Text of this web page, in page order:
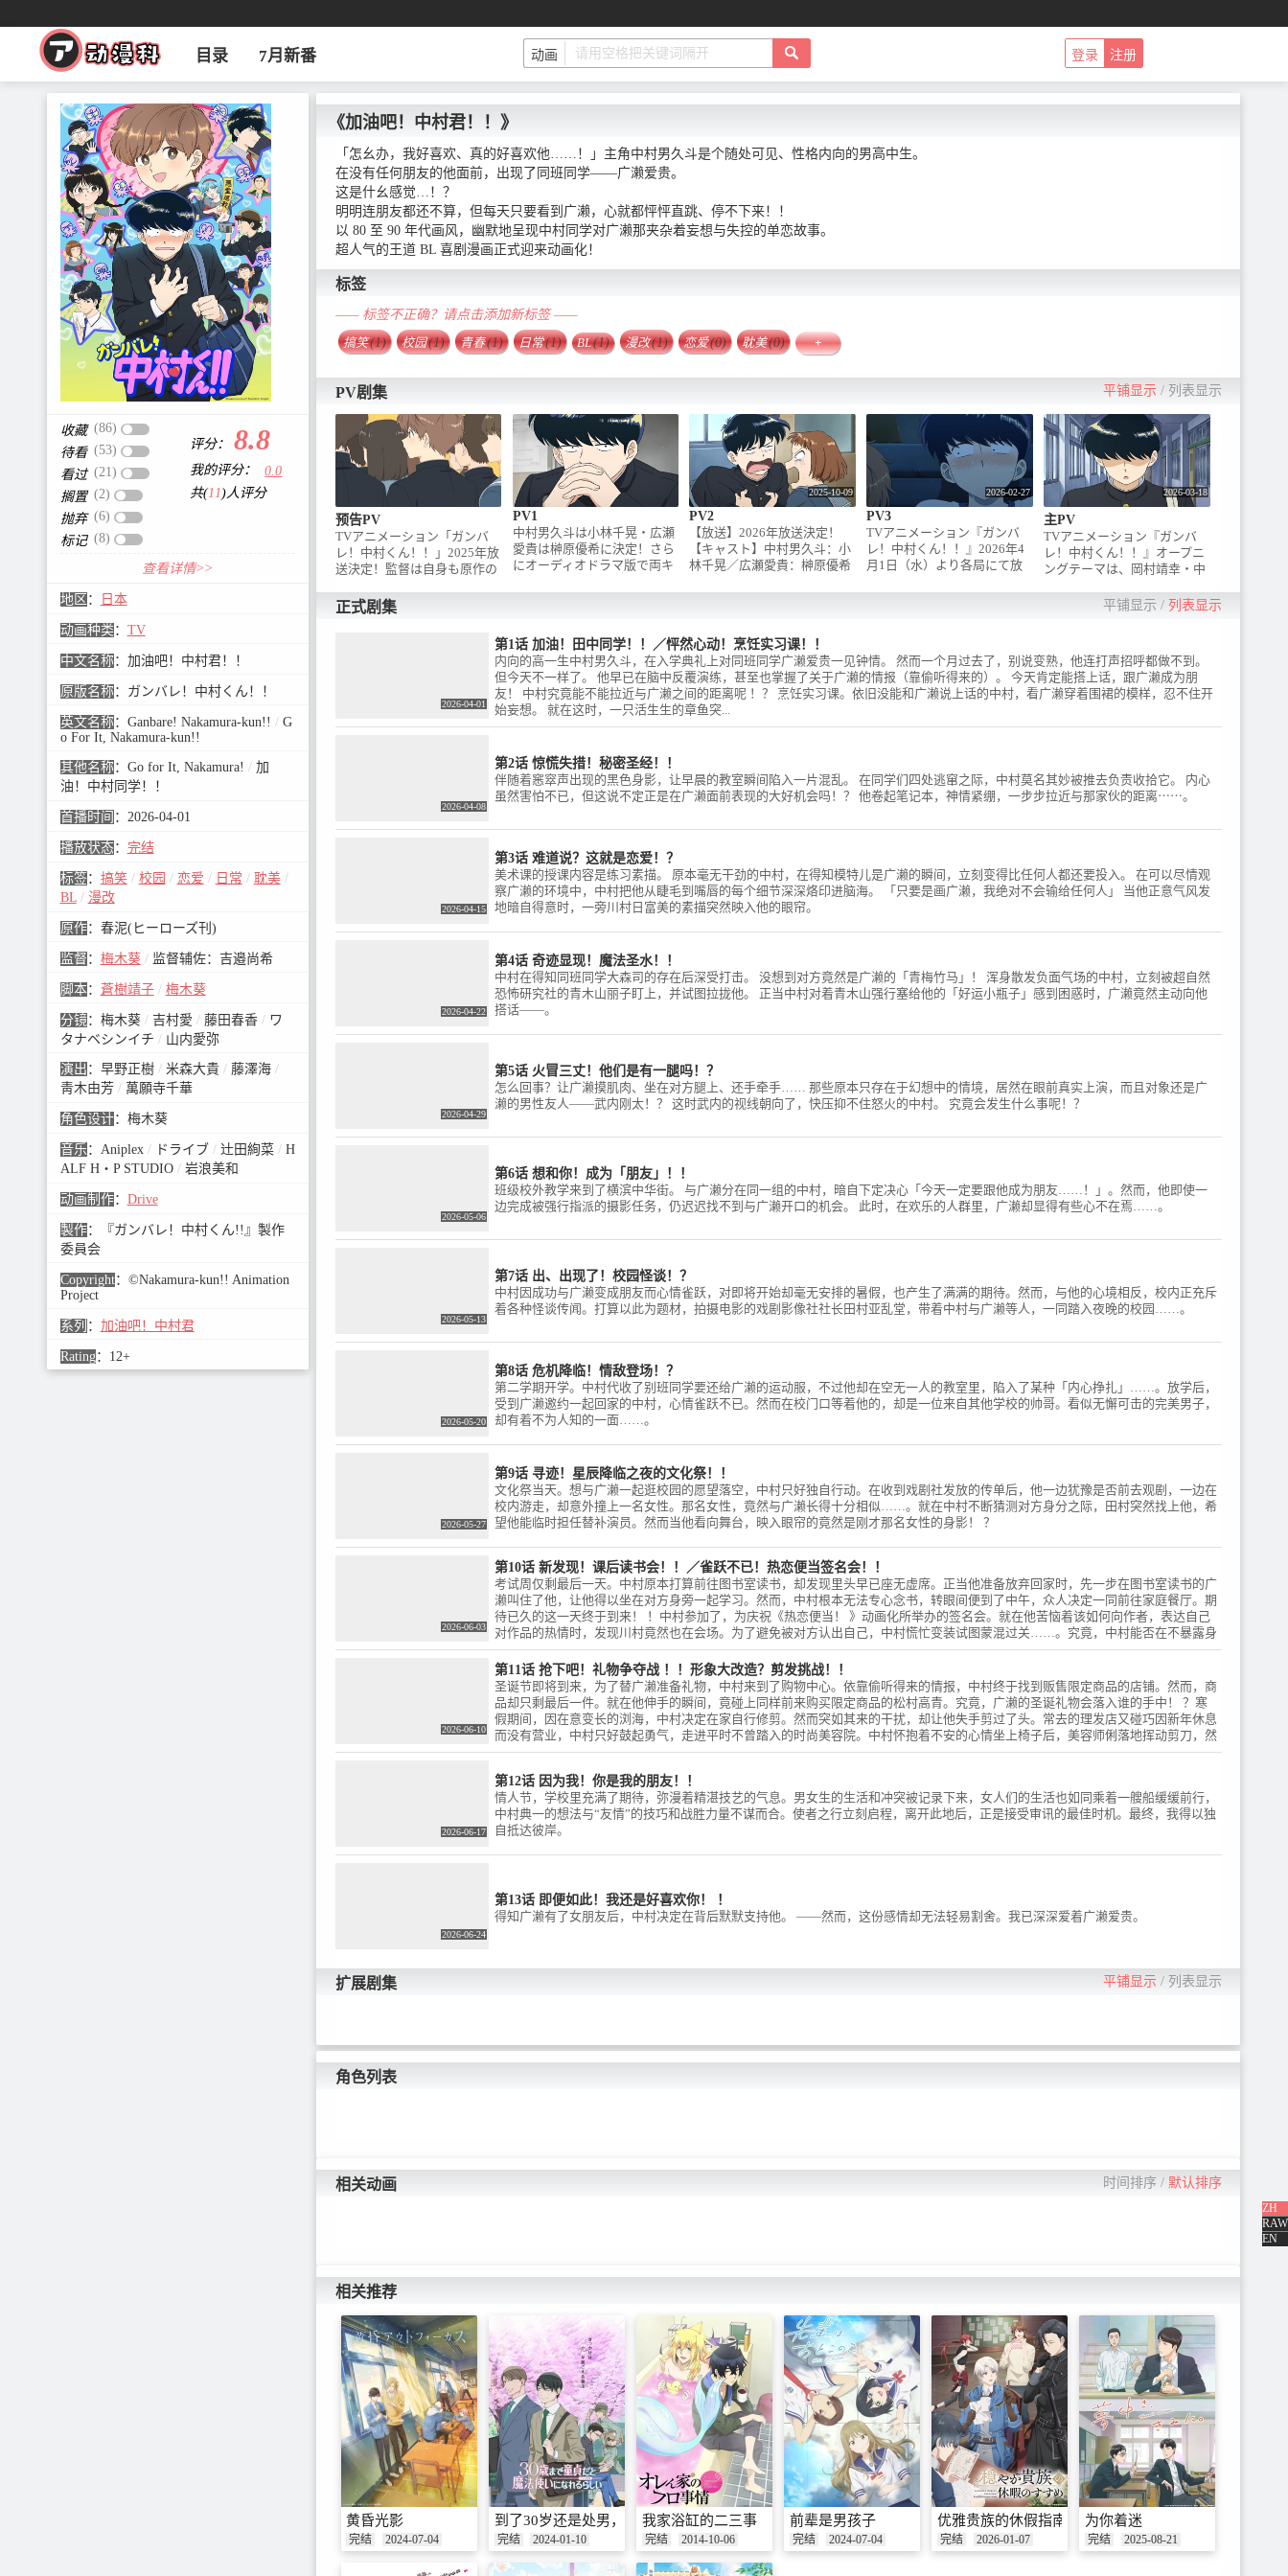
目录 7月新番 登录 注册
ZH
RAW
EN
收藏 (86)
待看 (53)
看过 (21)
搁置 (2)
抛弃 (6)
标记 (8)
评分： 8.8
我的评分：
0.0
共(11)人评分
查看详情>>
地区 ： 日本
动画种类 ： TV
中文名称： 加油吧！中村君！！
原版名称： ガンバレ！中村くん！！
英文名称： Ganbare! Nakamura-kun!! /G
o For It, Nakamura-kun!!
其他名称： Go for It, Nakamura! /加
油！中村同学！！
首播时间 ： 2026-04-01
播放状态： 完结
标签： 搞笑 / 校园 / 恋爱 / 日常 / 耽美 /
BL / 漫改
原作： 春泥(ヒーローズ刊)
监督 ： 梅木葵 /监督辅佐：吉邉尚希
脚本： 蒼樹靖子 / 梅木葵
分镜： 梅木葵 /吉村愛 /藤田春香 /ワ
タナベシンイチ /山内愛弥
演出 ： 早野正樹 /米森大貴 /藤澤海 /
靑木由芳 /萬願寺千華
角色设计： 梅木葵
音乐 ： Aniplex /ドライブ /辻田絢菜 /H
ALF H・P STUDIO /岩浪美和
动画制作： Drive
製作：
『ガンバレ！中村くん!!』製作
委員会
Copyright： ©Nakamura-kun!! Animation
Project
系列 ： 加油吧！中村君
Rating： 12+
《加油吧！中村君！！》
「怎幺办，我好喜欢、真的好喜欢他……！」主角中村男久斗是个随处可见、性格内向的男高中生。
在没有任何朋友的他面前，出现了同班同学——广濑爱贵。
这是什幺感觉…！？
明明连朋友都还不算，但每天只要看到广濑，心就都怦怦直跳、停不下来！！
以 80 至 90 年代画风，幽默地呈现中村同学对广濑那夹杂着妄想与失控的单恋故事。
超人气的王道 BL 喜剧漫画正式迎来动画化！
标签
—— 标签不正确？请点击添加新标签 ——
搞笑(1) 校园(1) 青春(1) 日常(1) BL(1) 漫改(1) 恋爱(0) 耽美(0) +
PV剧集 平铺显示/ 列表显示
预告PV
TVアニメーション「ガンバ
レ！中村くん！！」2025年放
送決定！監督は自身も原作の
テピピック』でシリーズディ
レクター（共同）を務め、そ
ある梅木 葵が担当し、監督に
加え脚本さらにはキャラクタ
ーデザインも兼任。またアニ
メーション制作は『この素晴
らしい世界に祝福を！３』や
『甘神さんちの縁結び』など
ーションスタジオ・ドライブ
が、実力派スタッフ陣ととも
に原作の魅力を凝縮した懐か
しくも全く新しい映像を目指
します！【放送】2025年放送
（ヒーローズ刊）／監督・脚
本・キャラクターデザイン：
梅木 葵／監督補佐：吉邉尚希
ンセプトディレクター：畳谷
（ST. BLUE）／色彩設計：大
野春恵（MADBOX）／撮影
（柳編集室）／カラースクリ
プト：ゆえ／プロップデザイ
ン・2Dワークス：永木歩実／
衣装デザイン：中村ユミ／音
楽：辻田絢菜／音響監督：岩
クション】「どうしよう、好
公・中村男久斗はどこにでも
いる内気な男子高校生。友人
クラスメイトの広瀬愛貴。何
もしたことがないのに、広瀬
をみると毎日ドキドキがとま
チでコミカルに表現し、高い
人気を博す、春泥による王道
中村くん！！」のTVアニメー
ション化が決定！※今後の最
新情報は下記にてお伝えしま
【公式X（Twitter）】
https://x. com/nkmr_kun_tv /
レ！中村くん！！」第１・２
巻、発売中！【第1巻】
jp/dp/4864682844/【原作作品
連載サイト『コミプレ』HP】
https://viewer. heros-web. com /
PV1
中村男久斗は小林千晃・広瀬
愛貴は榊原優希に決定！さら
にオーディオドラマ版で両キ
みに！【放送】2025年放送決
定！【キャスト】中村男久
斗：小林千晃／広瀬愛貴：榊
原優希 / 山口勝平／竹内順子 /
【スタッフ】原作：春泥『ガ
ンバレ！中村くん！！』（ヒ
キャラクターデザイン：梅木
葵／監督補佐：吉邉尚希／シ
リーズ構成・脚本：蒼樹靖子
プトディレクター：畳谷哲也
BLUE）／色彩設計：大野春
恵（MADBOX）／撮影監
督：若林 優（ENISHIYA）／
ビジュアルディレクター：神
ト：ゆえ／プロップデザイ
ン・2Dワークス：永木歩実／
衣装デザイン：中村ユミ／音
楽：辻田絢菜／音響監督：岩
作：ドライブ / 【イントロダ
きだ、大好きだ…！」主人
公・中村男久斗はどこにでも
いる内気な男子高校生。友人
クラスメイトの広瀬愛貴。何
もしたことがないのに、広瀬
をみると毎日ドキドキがとま
らない…!!内気な男子高校
生・中村くんの広瀬への”片
チでコミカルに表現し、高い
人気を博す、春泥による王道
BLラブコメディ「ガンバレ！
中村くん！！」のTVアニメー
2025-10-09
PV2
【放送】2026年放送決定！
【キャスト】中村男久斗：小
林千晃／広瀬愛貴：榊原優希
小市眞琴／奥田マサコ：舞原
ゆめ／大森 司：笹 翼 / 山口勝
平／竹内順子 / 【スタッフ】
原作：春泥『ガンバレ！中村
くん！！』（ヒーローズ刊）
／監督・脚本・キャラクター
成・脚本：蒼樹靖子（スタジ
オモナド）／コンセプトディ
督：李 天馥（ST. BLUE）／
若林 優（ENISHIYA）／ビジ
ュアルディレクター：神田智
隆／編集：上野勇輔（柳編集
イン：中村ユミ／音楽：辻田
絢菜／音響監督：岩浪美和／
「どうしよう、好きだ、大好
斗はどこにでもいる内気な男
子高校生。友人ゼロの彼の前
に現れたのは、クラスメイト
は…!?まだ友達でもないの
高校生・中村くんの広瀬への
“片想いをめぐる妄想と暴走”
をどこか懐かしい80〜90'sタ
メーション化が決定！
2026-02-27
PV3
TVアニメーション『ガンバ
レ！中村くん！！』2026年4
月1日（水）より各局にて放
4月1日（水）より放送開始！
TOKYO MX、とちぎテレビ、
群馬テレビ、BS11：4月1日
海道放送：4月2日(木)より 毎
～ / 中京テレビ：4月4日(土)
より 毎週土曜26:25～ / ABC
土曜26:30～ / RKB毎日放送：
日(日)より 毎週日曜26:30〜※
放送日時は変更になる可能性
上波放送と同時に第2話と共
に配信 / ほか各配信プラット
ございます。【キャスト】中
拓也／川村ひふみ：ファイル
ーズあい / 武内剛太：野津山
岡ゆうか：小市眞琴／奥田マ
【スタッフ】原作：春泥『ガ
ンバレ！中村くん！！』（ヒ
ーローズ刊）／監督・脚本・
プトディレクター：畳谷哲也
／美術監督：李 天馥（ST.
恵（MADBOX）／撮影監
ビジュアルディレクター：神
田智隆／編集：上野勇輔（柳
編集室）／カラースクリプ
ン・2Dワークス：永木歩実／
浪美和／アニメーション制
作：ドライブ / 【イントロダ
クション】「どうしよう、好
公・中村男久斗はどこにでも
いる内気な男子高校生。友人
ゼロの彼の前に現れたのは、
クラスメイトの広瀬愛貴。何
だこの気持ちは…!?まだ友達
でもないのに、広瀬をみると
の広瀬への“片想いをめぐる
妄想と暴走”をどこか懐かし
い80〜90'sタッチでコミカル
に表現し、高い人気を博す、
春泥による王道BLコメディマ
化が決定！
2026-03-18
主PV
TVアニメーション『ガンバ
レ！中村くん！！』オープニ
ングテーマは、岡村靖幸・中
ション！『瞬発的に恋しよ
群馬テレビ、BS11：4月1日
(水)より 毎週水曜24:30～ / 北
海道放送：4月2日(木)より 毎
日(金)より 毎週金曜20:30～ /
4月4日(土)より 毎週土曜
26:25～ / ABCテレビ：4月4
RKB毎日放送：4月4日(土)よ
曜26:30〜※放送日時は変更
になる可能性がございます。
送と同時に第2話と共に配信 /
2026年4月1日(水)24:30より順
ル／Lemino／Prime Video／
Netflix／J:COM STREAM／
／AnimeFesta／Tver／ニコニ
す。【キャスト】中村男久
斗：小林千晃／広瀬愛貴：榊
川村ひふみ：ファイルーズあ
か：小市眞琴／奥田マサコ：
舞原ゆめ／大森 司：笹 翼 / 山
口勝平／竹内順子 / 【スタッ
ターデザイン：梅木 葵／監督
補佐：吉邉尚希／シリーズ構
レクター：畳谷哲也／美術監
色彩設計：大野春恵
（MADBOX）／撮影監督：
若林 優（ENISHIYA）／ビジ
隆／編集：上野勇輔（柳編集
え／プロップデザイン・2Dワ
ークス：永木歩実／衣装デザ
イン：中村ユミ／音楽：辻田
絢菜／音響監督：岩浪美和／
『瞬発的に恋しよう』（作
詞・作曲・編曲：岡村靖幸）
岡村靖幸・中島健人 /
Produced by 岡村靖幸 / 【イン
トロダクション】「どうしよ
でもいる内気な男子高校生。
友人ゼロの彼の前に現れたの
は、クラスメイトの広瀬愛
だ友達でもないのに、広瀬を
めぐる妄想と暴走”をどこか
博す、春泥による王道BLコメ
ディマンガ「ガンバレ！中村
正式剧集 平铺显示 / 列表显示
2026-04-01
第1话 加油！田中同学！！／怦然心动！烹饪实习课！！
内向的高一生中村男久斗，在入学典礼上对同班同学广濑爱贵一见钟情。 然而一个月过去了，别说变熟，他连打声招呼都做不到。
但今天不一样了。 他早已在脑中反覆演练，甚至也掌握了关于广濑的情报（靠偷听得来的）。 今天肯定能搭上话，跟广濑成为朋
友！ 中村究竟能不能拉近与广濑之间的距离呢 ！？ 烹饪实习课。依旧没能和广濑说上话的中村，看广濑穿着围裙的模样，忍不住开
始妄想。 就在这时，一只活生生的章鱼突...
2026-04-08
第2话 惊慌失措！秘密圣经！！
伴随着窸窣声出现的黑色身影，让早晨的教室瞬间陷入一片混乱。 在同学们四处逃窜之际，中村莫名其妙被推去负责收拾它。 内心
虽然害怕不已，但这说不定正是在广濑面前表现的大好机会吗！？ 他卷起笔记本，神情紧绷，一步步拉近与那家伙的距离⋯⋯。
2026-04-15
第3话 难道说？这就是恋爱！？
美术课的授课内容是练习素描。 原本毫无干劲的中村，在得知模特儿是广濑的瞬间，立刻变得比任何人都还要投入。 在可以尽情观
察广濑的环境中，中村把他从睫毛到嘴唇的每个细节深深烙印进脑海。 「只要是画广濑，我绝对不会输给任何人」 当他正意气风发
地暗自得意时，一旁川村日富美的素描突然映入他的眼帘。
2026-04-22
第4话 奇迹显现！魔法圣水！！
中村在得知同班同学大森司的存在后深受打击。 没想到对方竟然是广濑的「青梅竹马」！ 浑身散发负面气场的中村，立刻被超自然
恐怖研究社的青木山丽子盯上，并试图拉拢他。 正当中村对着青木山强行塞给他的「好运小瓶子」感到困惑时，广濑竟然主动向他
搭话——。
2026-04-29
第5话 火冒三丈！他们是有一腿吗！？
怎么回事？让广濑摸肌肉、坐在对方腿上、还手牵手…… 那些原本只存在于幻想中的情境，居然在眼前真实上演，而且对象还是广
濑的男性友人——武内刚太！？ 这时武内的视线朝向了，快压抑不住怒火的中村。 究竟会发生什么事呢！？
2026-05-06
第6话 想和你！成为「朋友」！！
班级校外教学来到了横滨中华街。 与广濑分在同一组的中村，暗自下定决心「今天一定要跟他成为朋友……！」。然而，他即使一
边完成被强行指派的摄影任务，仍迟迟找不到与广濑开口的机会。 此时，在欢乐的人群里，广濑却显得有些心不在焉……。
2026-05-13
第7话 出、出现了！校园怪谈！？
中村因成功与广濑变成朋友而心情雀跃，对即将开始却毫无安排的暑假，也产生了满满的期待。然而，与他的心境相反，校内正充斥
着各种怪谈传闻。打算以此为题材，拍摄电影的戏剧影像社社长田村亚乱堂，带着中村与广濑等人，一同踏入夜晚的校园……。
2026-05-20
第8话 危机降临！情敌登场！？
第二学期开学。中村代收了别班同学要还给广濑的运动服，不过他却在空无一人的教室里，陷入了某种「内心挣扎」……。放学后，
受到广濑邀约一起回家的中村，心情雀跃不已。然而在校门口等着他的，却是一位来自其他学校的帅哥。看似无懈可击的完美男子，
却有着不为人知的一面……。
2026-05-27
第9话 寻迹！星辰降临之夜的文化祭！！
文化祭当天。想与广濑一起逛校园的愿望落空，中村只好独自行动。在收到戏剧社发放的传单后，他一边犹豫是否前去观剧，一边在
校内游走，却意外撞上一名女性。那名女性，竟然与广濑长得十分相似……。就在中村不断猜测对方身分之际，田村突然找上他，希
望他能临时担任替补演员。然而当他看向舞台，映入眼帘的竟然是刚才那名女性的身影！ ？
2026-06-03
第10话 新发现！课后读书会！！／雀跃不已！热恋便当签名会！！
考试周仅剩最后一天。中村原本打算前往图书室读书，却发现里头早已座无虚席。正当他准备放弃回家时，先一步在图书室读书的广
濑叫住了他，让他得以坐在对方身旁一起学习。然而，中村根本无法专心念书，转眼间便到了中午，众人决定一同前往家庭餐厅。期
待已久的这一天终于到来！ ！中村参加了，为庆祝《热恋便当！ 》动画化所举办的签名会。就在他苦恼着该如何向作者，表达自己
对作品的热情时，发现川村竟然也在会场。为了避免被对方认出自己，中村慌忙变装试图蒙混过关……。究竟，中村能否在不暴露身
分的情况下，顺利拿到签名呢……！ ！
2026-06-10
第11话 抢下吧！礼物争夺战 ！！形象大改造？剪发挑战！！
圣诞节即将到来，为了替广濑准备礼物，中村来到了购物中心。依靠偷听得来的情报，中村终于找到贩售限定商品的店铺。然而，商
品却只剩最后一件。就在他伸手的瞬间，竟碰上同样前来购买限定商品的松村高青。究竟，广濑的圣诞礼物会落入谁的手中！ ？寒
假期间，因在意变长的浏海，中村决定在家自行修剪。然而突如其来的干扰，却让他失手剪过了头。常去的理发店又碰巧因新年休息
而没有营业，中村只好鼓起勇气，走进平时不曾踏入的时尚美容院。中村怀抱着不安的心情坐上椅子后，美容师俐落地挥动剪刀，然
而头发却比预料中剪去了许多，最后完成的造型究竟会是什么模样呢！ ？
2026-06-17
第12话 因为我！你是我的朋友！！
情人节，学校里充满了期待，弥漫着精湛技艺的气息。男女生的生活和冲突被记录下来，女人们的生活也如同乘着一艘船缓缓前行，
中村典一的想法与“友情”的技巧和战胜力量不谋而合。使者之行立刻启程，离开此地后，正是接受审讯的最佳时机。最终，我得以独
自抵达彼岸。
2026-06-24
第13话 即便如此！我还是好喜欢你！ ！
得知广濑有了女朋友后，中村决定在背后默默支持他。 ——然而，这份感情却无法轻易割舍。我已深深爱着广濑爱贵。
扩展剧集 平铺显示/ 列表显示
角色列表
相关动画 时间排序/ 默认排序
相关推荐
黄昏光影
完结 2024-07-04
到了30岁还是处男，似乎会变成魔法师
完结 2024-01-10
我家浴缸的二三事
完结 2014-10-06
前辈是男孩子
完结 2024-07-04
优雅贵族的休假指南。
完结 2026-01-07
为你着迷
完结 2025-08-21